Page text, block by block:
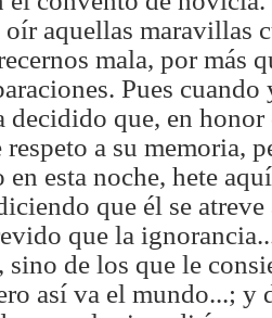
oír aquellas maravillas
mala, por más
Pues cuando
decidido que, en
a su memoria,
esta noche, hete
que él se
que la
sino de los que le
así va el mundo...; y